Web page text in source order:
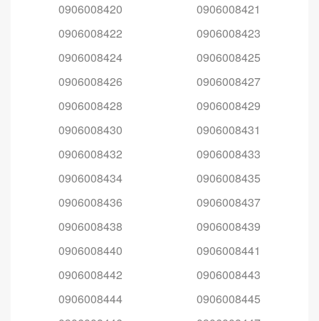
0906008420
0906008421
0906008422
0906008423
0906008424
0906008425
0906008426
0906008427
0906008428
0906008429
0906008430
0906008431
0906008432
0906008433
0906008434
0906008435
0906008436
0906008437
0906008438
0906008439
0906008440
0906008441
0906008442
0906008443
0906008444
0906008445